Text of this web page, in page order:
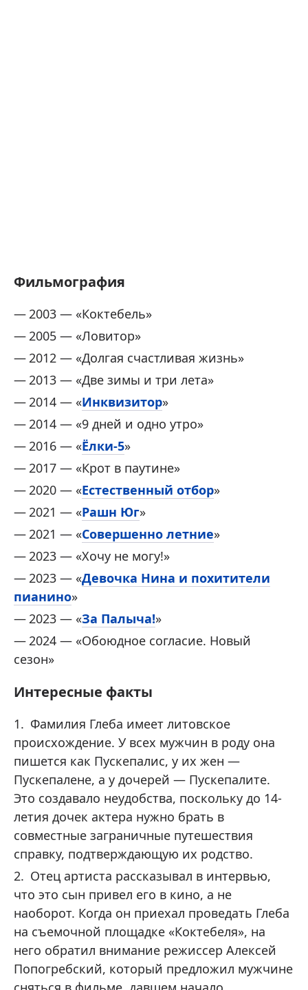
Фильмография
2003 — «Коктебель»
2005 — «Ловитор»
2012 — «Долгая счастливая жизнь»
2013 — «Две зимы и три лета»
2014 — «Инквизитор»
2014 — «9 дней и одно утро»
2016 — «Ёлки-5»
2017 — «Крот в паутине»
2020 — «Естественный отбор»
2021 — «Рашн Юг»
2021 — «Совершенно летние»
2023 — «Хочу не могу!»
2023 — «Девочка Нина и похитители
пианино»
2023 — «За Палыча!»
2024 — «Обоюдное согласие. Новый
сезон »
Интересные факты
Фамилия Глеба имеет литовское
происхождение. У всех мужчин в роду она
пишется как Пускепалис, у их жен —
Пускепалене, а у дочерей — Пускепалите.
Это создавало неудобства, поскольку до 14-
летия дочек актера нужно брать в
совместные заграничные путешествия
справку, подтверждающую их родство.
Отец артиста рассказывал в интервью,
что это сын привел его в кино, а не
наоборот. Когда он приехал проведать Глеба
на съемочной площадке «Коктебеля», на
него обратил внимание режиссер Алексей
Попогребский, который предложил мужчине